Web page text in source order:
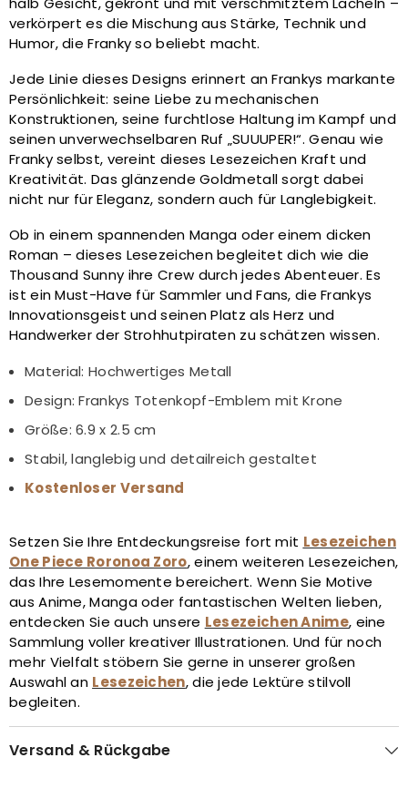
verkörpert es die Mischung aus Stärke, Technik und
Humor, die Franky so beliebt macht.
Jede Linie dieses Designs erinnert an Frankys markante
Persönlichkeit: seine Liebe zu mechanischen
Konstruktionen, seine furchtlose Haltung im Kampf und
seinen unverwechselbaren Ruf „SUUUPER!“. Genau wie
Franky selbst, vereint dieses Lesezeichen Kraft und
Kreativität. Das glänzende Goldmetall sorgt dabei
nicht nur für Eleganz, sondern auch für Langlebigkeit.
Ob in einem spannenden Manga oder einem dicken
Roman – dieses Lesezeichen begleitet dich wie die
Thousand Sunny ihre Crew durch jedes Abenteuer. Es
ist ein Must-Have für Sammler und Fans, die Frankys
Innovationsgeist und seinen Platz als Herz und
Handwerker der Strohhutpiraten zu schätzen wissen.
Material: Hochwertiges Metall
Design: Frankys Totenkopf-Emblem mit Krone
Größe: 6.9 x 2.5 cm
Stabil, langlebig und detailreich gestaltet
Kostenloser Versand
Setzen Sie Ihre Entdeckungsreise fort mit Lesezeichen
One Piece Roronoa Zoro, einem weiteren Lesezeichen,
das Ihre Lesemomente bereichert. Wenn Sie Motive
aus Anime, Manga oder fantastischen Welten lieben,
entdecken Sie auch unsere Lesezeichen Anime, eine
Sammlung voller kreativer Illustrationen. Und für noch
mehr Vielfalt stöbern Sie gerne in unserer großen
Auswahl an Lesezeichen, die jede Lektüre stilvoll
begleiten.
Versand & Rückgabe